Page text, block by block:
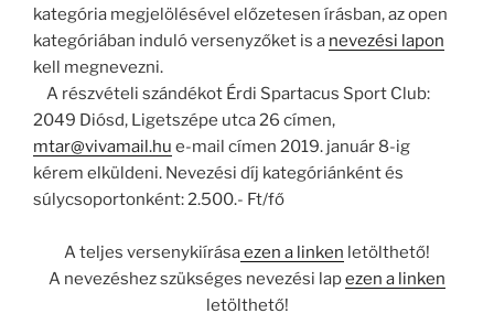
kategória megjelölésével előzetesen írásban, az open
kategóriában induló versenyzőket is a nevezési lapon
kell megnevezni.
A részvételi szándékot Érdi Spartacus Sport Club:
2049 Diósd, Ligetszépe utca 26 címen,
mtar@vivamail.hu e-mail címen 2019. január 8-ig
kérem elküldeni. Nevezési díj kategóriánként és
súlycsoportonként: 2.500.- Ft/fő
A teljes versenykiírásaezen a linken letölthető!
A nevezéshez szükséges nevezési lapezen a linken
letölthető!